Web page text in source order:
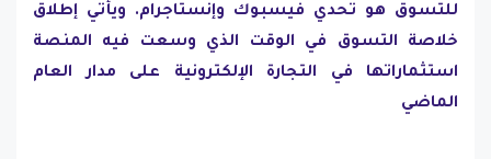
للتسوق هو تحدي فيسبوك وإنستاجرام. ويأتي إطلاق
خلاصة التسوق في الوقت الذي وسعت فيه المنصة
استثماراتها في التجارة الإلكترونية على مدار العام
الماضي